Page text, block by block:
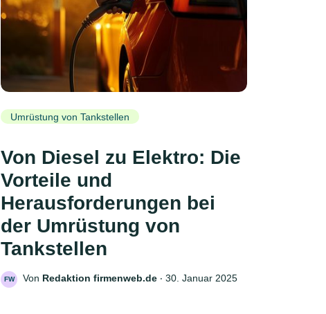
Umrüstung von Tankstellen
Von Diesel zu Elektro: Die
Vorteile und
Herausforderungen bei
der Umrüstung von
Tankstellen
FW Von Redaktion firmenweb.de ‧ 30. Januar 2025